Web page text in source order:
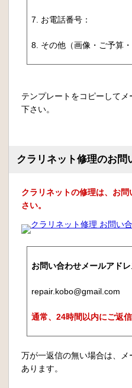
7. お電話番号：
8. その他（画像・ご予算
テンプレートをコピーして
下さい。
クラリネット修理のお問
クラリネットの修理は、お
さい。
お問い合わせメールアドレ
repair.kobo@gmail.com
通常、24時間以内にご返
万が一返信の無い場合は、
あります。